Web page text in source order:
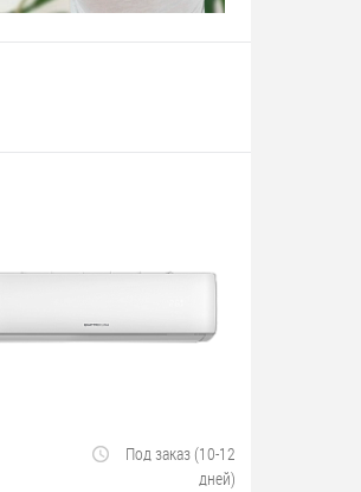
Под заказ (10-12
дней)